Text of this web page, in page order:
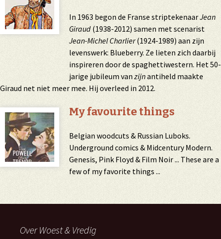
In 1963 begon de Franse striptekenaarJean
Giraud (1938-2012) samen met scenarist
Jean-Michel Charlier(1924-1989) aan zijn
levenswerk: Blueberry. Ze lieten zich daarbij
inspireren door de spaghettiwestern. Het 50-
jarige jubileum vanzijnantiheld maakte
Giraud net niet meer mee. Hij overleed in 2012.
My favourite things
Belgian woodcuts & Russian Luboks.
Underground comics & Midcentury Modern.
Genesis, Pink Floyd & Film Noir ... These are a
few of my favorite things ...
Over Woest & Vredig